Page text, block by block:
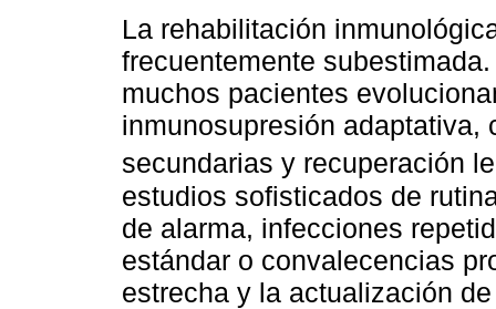
La rehabilitación
frecuentemente
muchos pacientes
inmunosupresión adaptativa,
secundarias y recuperación
estudios sofisticados de
de alarma, infecciones
estándar o convalecencias
estrecha y la actualización